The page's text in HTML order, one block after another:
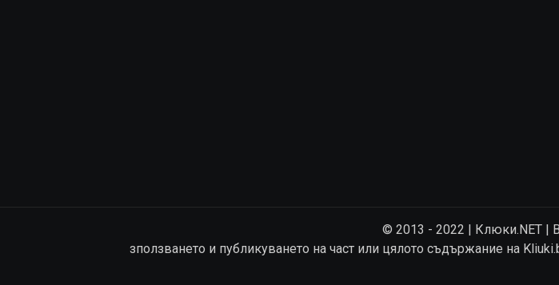
© 2013 - 2022 | Клюки.NET |
зползването и публикуването на част или цялото съдържание на